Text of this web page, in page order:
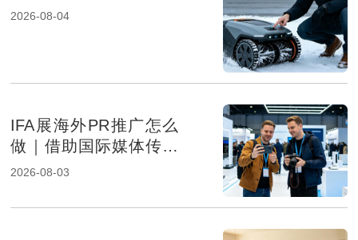
居品牌出海策略）
2026-08-04
IFA展海外PR推广怎么
做｜借助国际媒体传播
提升消费电子品牌影响
2026-08-03